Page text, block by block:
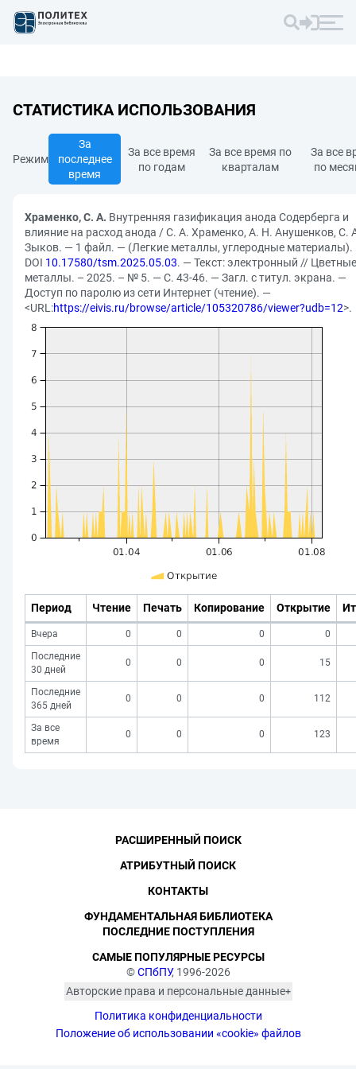
СТАТИСТИКА ИСПОЛЬЗОВАНИЯ
Режим
За
последнее
время
За все время
по годам
За все время по
кварталам
За все
по
Храменко, С. А. Внутренняя газификация анода Содерберга и
влияние на расход анода / С. А. Храменко, А. Н. Анушенков, С.
Зыков. — 1 файл. — (Легкие металлы, углеродные
DOI 10.17580/tsm.2025.05.03. — Текст: электронный // Цветные
металлы. – 2025. – № 5. — С. 43-46. — Загл. с титул. экрана. —
Доступ по паролю из сети Интернет (чтение). —
<URL:https://eivis.ru/browse/article/105320786/viewer?udb=12>.
Период Чтение Печать Копирование Открытие
Вчера 0 0 0
0
Последние
30 дней
0 0 0 15
Последние
365 дней
0 0 0 112
За все
время
0 0 0 123
©СПбПУ, 1996-2026
Авторские права и персональные данные
изображённых лиц в соответствии
с требованиями законодательства
Политика конфиденциальности
Положение об использовании «cookie» файлов
РАСШИРЕННЫЙ ПОИСК
АТРИБУТНЫЙ ПОИСК
КОНТАКТЫ
ФУНДАМЕНТАЛЬНАЯ БИБЛИОТЕКА
ПОСЛЕДНИЕ ПОСТУПЛЕНИЯ
САМЫЕ ПОПУЛЯРНЫЕ РЕСУРСЫ